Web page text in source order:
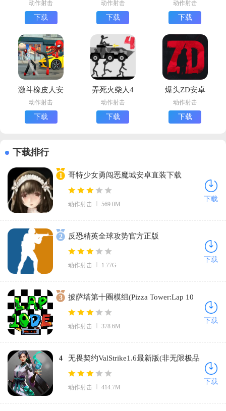
(Alliance
AirWar安装
动作射击
下载
Hero 2)
动作射击
下载
动作射击
下载
激斗橡皮人安
卓版下载
动作射击
下载
弄死火柴人4
安卓版下载
(Stickman
Annihilation
动作射击
下载
爆头ZD安卓
版下载
动作射击
下载
下载排行
1
哥特少女勇闯恶魔城安卓直装下载
(sinisistar手机版)v1.11.71 中文版
动作射击 569.0M
下载
2
反恐精英全球攻势官方正版
2026(CSGOMobile)v3.8 最新版
动作射击 1.77G
下载
3
披萨塔第十圈模组(Pizza Tower:Lap 10
Diamond Edition)v1.0.0 安卓版
动作射击 378.6M
下载
4
无畏契约ValStrike1.6最新版(非无限极品
版本)v.917813 安卓版
动作射击 414.7M
下载